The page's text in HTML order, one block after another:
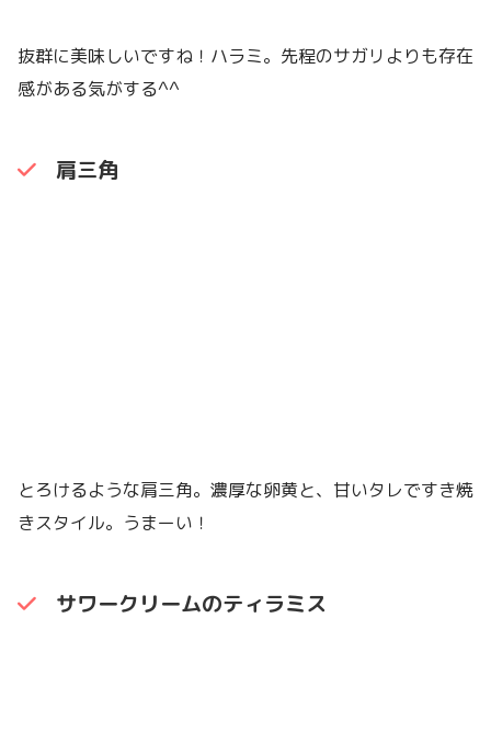
抜群に美味しいですね！ハラミ。先程のサガリよりも存在
感がある気がする^^
肩三角
とろけるような肩三角。濃厚な卵黄と、甘いタレですき焼
きスタイル。うまーい！
サワークリームのティラミス